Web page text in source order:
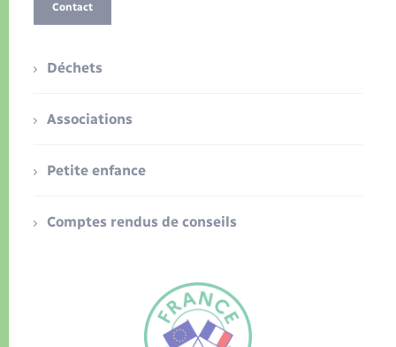
Contact
Déchets
Associations
Petite enfance
Comptes rendus de conseils